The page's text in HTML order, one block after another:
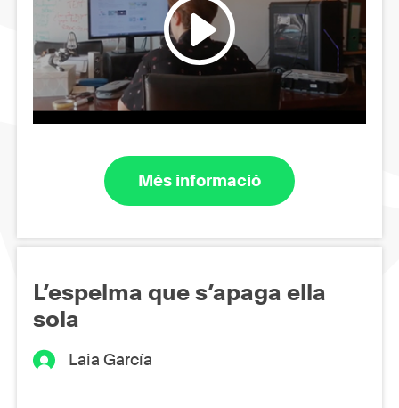
Més informació
L’espelma que s’apaga ella
sola
Laia García